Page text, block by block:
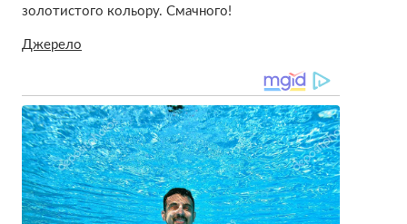
золотистого кольору. Смачного!
Джерело